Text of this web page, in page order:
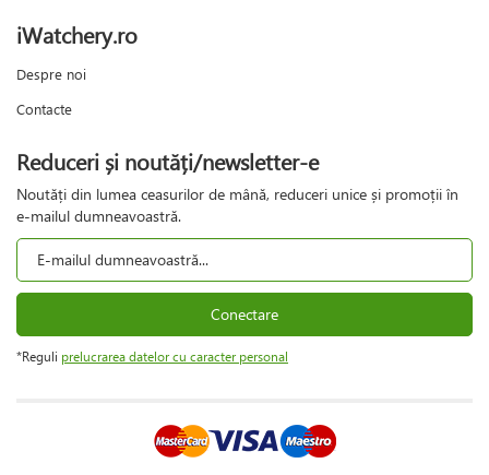
iWatchery.ro
Despre noi
Contacte
Reduceri și noutăți/newsletter-e
Noutăți din lumea ceasurilor de mână, reduceri unice și promoții în
e-mailul dumneavoastră.
Conectare
*Reguli prelucrarea datelor cu caracter personal